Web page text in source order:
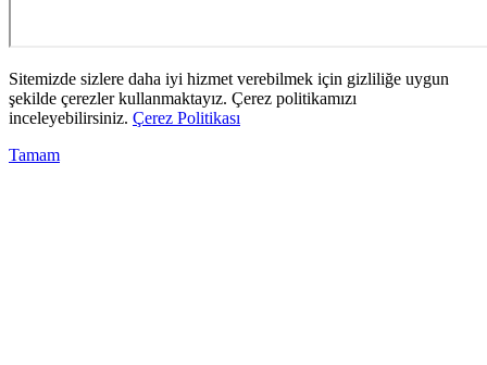
Sitemizde sizlere daha iyi hizmet verebilmek için gizliliğe uygun
şekilde çerezler kullanmaktayız. Çerez politikamızı
inceleyebilirsiniz. Çerez Politikası
Tamam